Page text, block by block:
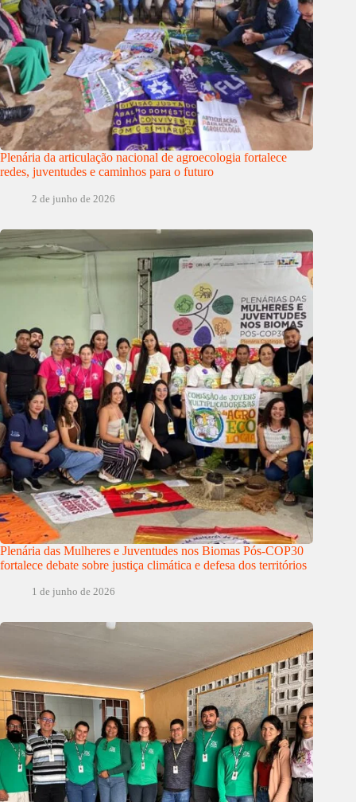
Plenária da articulação nacional de agroecologia fortalece
redes, juventudes e caminhos para o futuro
2 de junho de 2026
Plenária das Mulheres e Juventudes nos Biomas Pós-COP30
fortalece debate sobre justiça climática e defesa dos territórios
1 de junho de 2026